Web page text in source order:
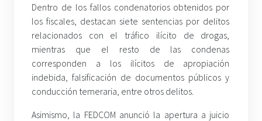
Dentro de los fallos condenatorios obtenidos por
los fiscales, destacan siete sentencias por delitos
relacionados con el tráfico ilícito de drogas,
mientras que el resto de las condenas
corresponden a los ilícitos de apropiación
indebida, falsificación de documentos públicos y
conducción temeraria, entre otros delitos.
Asimismo, la FEDCOM anunció la apertura a juicio